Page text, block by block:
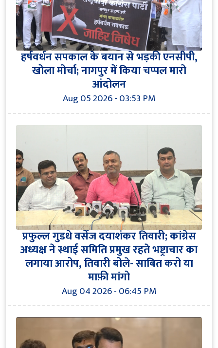
हर्षवर्धन सपकाल के बयान से भड़की एनसीपी,
खोला मोर्चा; नागपुर में किया चप्पल मारो
आंदोलन
Aug 05 2026 - 03:53 PM
प्रफुल्ल गुडधे वर्सेज दयाशंकर तिवारी; कांग्रेस
अध्यक्ष ने स्थाई समिति प्रमुख रहते भष्ट्राचार का
लगाया आरोप, तिवारी बोले- साबित करो या
माफ़ी मांगो
Aug 04 2026 - 06:45 PM